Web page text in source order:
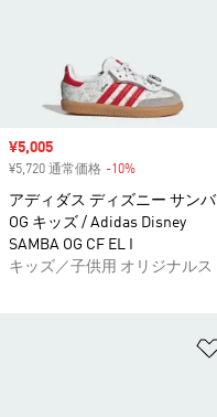
セール価格
¥5,005
¥5,720 通常価格 -10%
アディダス ディズニー サンバ
OG キッズ / Adidas Disney
SAMBA OG CF EL I
キッズ／子供用 オリジナルス